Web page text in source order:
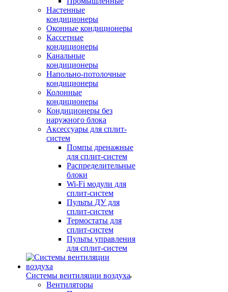
Настенные
кондиционеры
Оконные кондиционеры
Кассетные
кондиционеры
Канальные
кондиционеры
Напольно-потолочные
кондиционеры
Колонные
кондиционеры
Кондиционеры без
наружного блока
Аксессуары для сплит-
систем
Помпы дренажные
для сплит-систем
Распределительные
блоки
Wi-Fi модули для
сплит-систем
Пульты ДУ для
сплит-систем
Термостаты для
сплит-систем
Пульты управления
для сплит-систем
Системы вентиляции воздуха
Вентиляторы